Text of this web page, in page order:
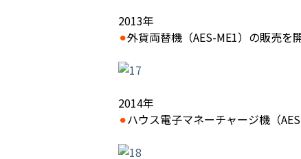
2013年
⚫︎外貨両替機（AES-ME1）の販売を
2014年
⚫︎ハウス電子マネーチャージ機（